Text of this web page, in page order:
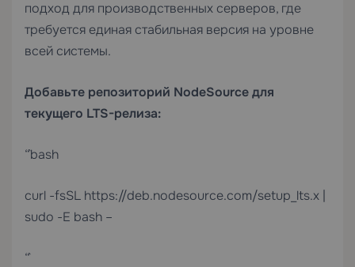
подход для производственных серверов, где
требуется единая стабильная версия на уровне
всей системы.
Добавьте репозиторий NodeSource для
текущего LTS-релиза:
“`bash
curl -fsSL https://deb.nodesource.com/setup_lts.x |
sudo -E bash –
“`